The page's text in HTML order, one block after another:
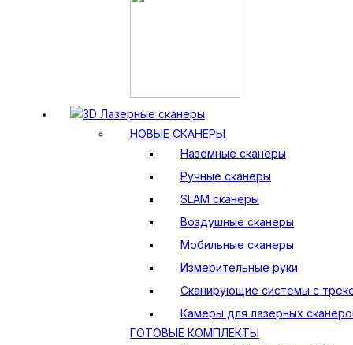
3D Лазерные сканеры
НОВЫЕ СКАНЕРЫ
Наземные сканеры
Ручные сканеры
SLAM сканеры
Воздушные сканеры
Мобильные сканеры
Измерительные руки
Сканирующие системы с
Камеры для лазерных
ГОТОВЫЕ КОМПЛЕКТЫ